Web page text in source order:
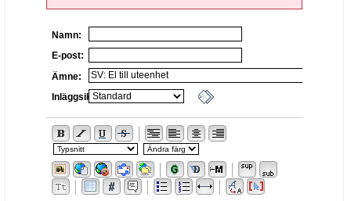
Namn:
E-post:
Ämne:
Inläggsikon: